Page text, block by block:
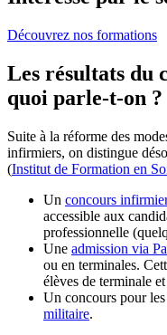
Découvrez nos formations
Les résultats du
quoi parle-t-on ?
Suite à la réforme des
infirmiers, on distingue
(Institut de Formation en
Un concours
accessible aux
professionnelle
Une admission via
ou en terminales.
élèves de terminale
Un concours pour
militaire.